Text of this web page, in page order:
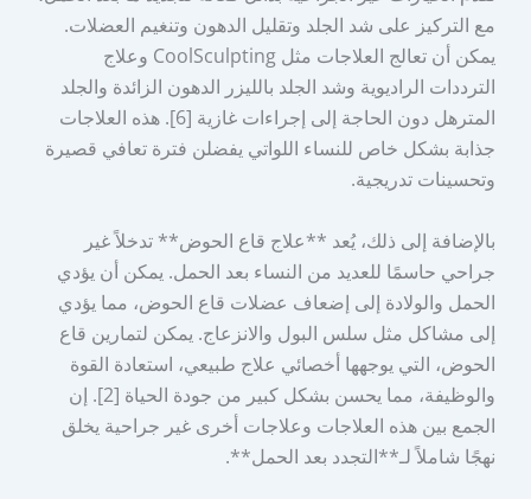
مع التركيز على شد الجلد وتقليل الدهون وتنغيم العضلات.
يمكن أن تعالج العلاجات مثل CoolSculpting وعلاج
الترددات الراديوية وشد الجلد بالليزر الدهون الزائدة والجلد
المترهل دون الحاجة إلى إجراءات غازية [6]. هذه العلاجات
جذابة بشكل خاص للنساء اللواتي يفضلن فترة تعافي قصيرة
وتحسينات تدريجية.
بالإضافة إلى ذلك، يُعد **علاج قاع الحوض** تدخلاً غير
جراحي حاسمًا للعديد من النساء بعد الحمل. يمكن أن يؤدي
الحمل والولادة إلى إضعاف عضلات قاع الحوض، مما يؤدي
إلى مشاكل مثل سلس البول والانزعاج. يمكن لتمارين قاع
الحوض، التي يوجهها أخصائي علاج طبيعي، استعادة القوة
والوظيفة، مما يحسن بشكل كبير من جودة الحياة [2]. إن
الجمع بين هذه العلاجات وعلاجات أخرى غير جراحية يخلق
نهجًا شاملاً لـ**التجدد بعد الحمل**.